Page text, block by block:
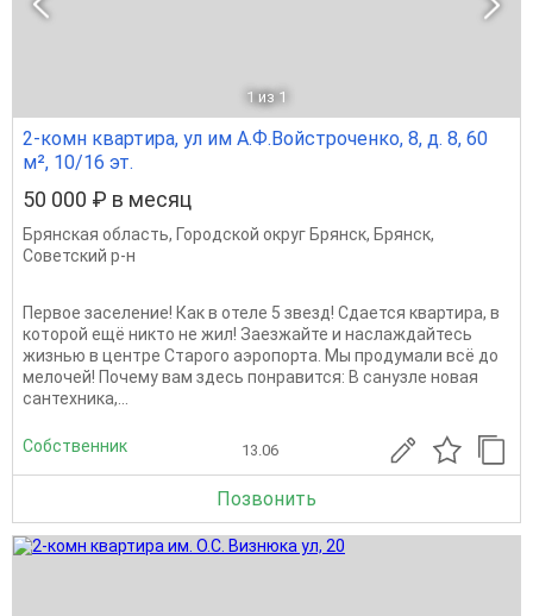
1 из 1
2-комн квартира, ул им А.Ф.Войстроченко, 8, д. 8, 60
м², 10/16 эт.
50 000 ₽ в месяц
Брянская область, Городской округ Брянск, Брянск,
Советский р-н
Первое заселение! Как в отеле 5 звезд! Сдается квартира, в
которой ещё никто не жил! Заезжайте и наслаждайтесь
жизнью в центре Старого аэропорта. Мы продумали всё до
мелочей! Почему вам здесь понравится: В санузле новая
сантехника,...
Собственник 13.06
Позвонить